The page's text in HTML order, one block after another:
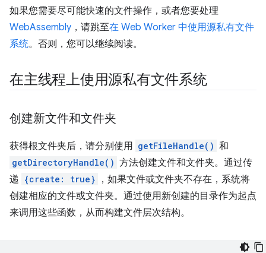
如果您需要尽可能快速的文件操作，或者您要处理
WebAssembly ，请跳至在 Web Worker 中使用源私有文件
系统。否则，您可以继续阅读。
在主线程上使用源私有文件系统
创建新文件和文件夹
获得根文件夹后，请分别使用 getFileHandle() 和
getDirectoryHandle() 方法创建文件和文件夹。通过传
递 {create: true}
，如果文件或文件夹不存在，系统将
创建相应的文件或文件夹。通过使用新创建的目录作为起点
来调用这些函数，从而构建文件层次结构。